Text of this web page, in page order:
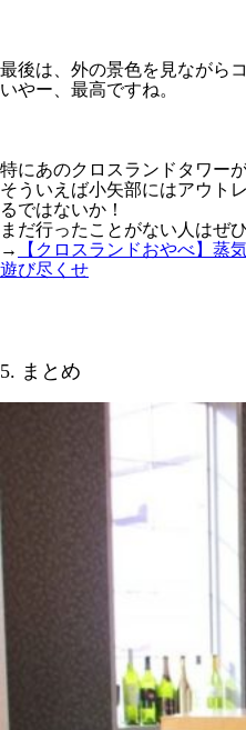
最後は、外の景色を見ながら
いやー、最高ですね。
特にあのクロスランドタワー
そういえば小矢部にはアウト
るではないか！
まだ行ったことがない人はぜ
→
【クロスランドおやべ】蒸
遊び尽くせ
5. まとめ